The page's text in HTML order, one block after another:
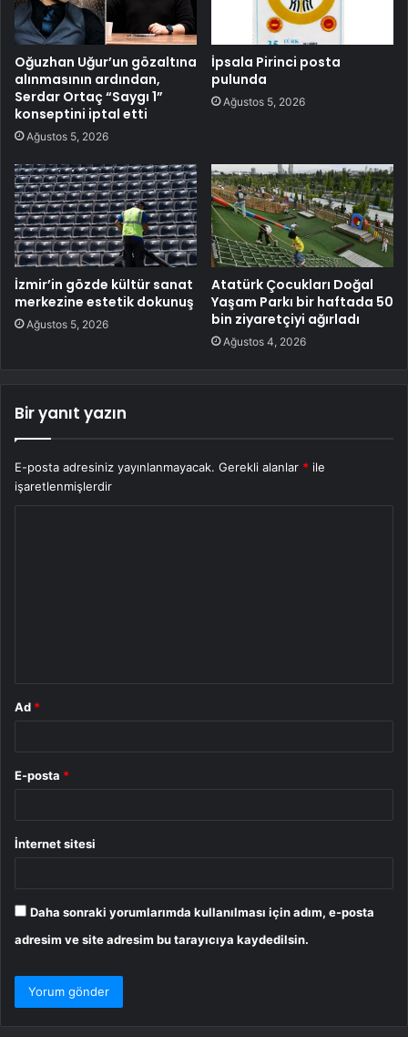
Oğuzhan Uğur’un gözaltına
alınmasının ardından,
Serdar Ortaç “Saygı 1”
konseptini iptal etti
Ağustos 5, 2026
İpsala Pirinci posta
pulunda
Ağustos 5, 2026
İzmir’in gözde kültür sanat
merkezine estetik dokunuş
Ağustos 5, 2026
Atatürk Çocukları Doğal
Yaşam Parkı bir haftada 50
bin ziyaretçiyi ağırladı
Ağustos 4, 2026
Bir yanıt yazın
E-posta adresiniz yayınlanmayacak. Gerekli alanlar * ile
işaretlenmişlerdir
Ad *
E-posta *
İnternet sitesi
Daha sonraki yorumlarımda kullanılması için adım, e-posta
adresim ve site adresim bu tarayıcıya kaydedilsin.